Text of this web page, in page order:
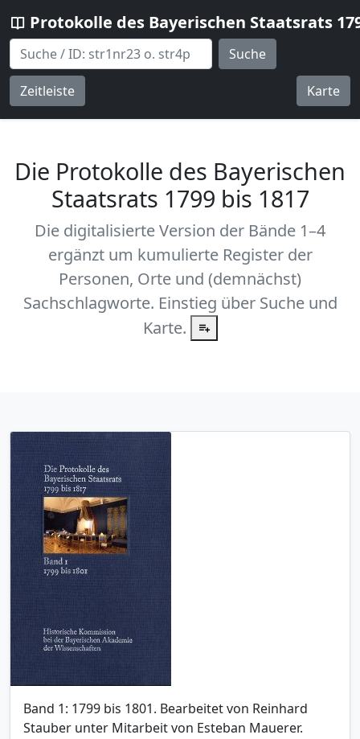
Protokolle des Bayerischen Staatsrats
Suche
Zeitleiste Karte
Die Protokolle des Bayerischen
Staatsrats 1799 bis 1817
Die digitalisierte Version der Bände 1–4
ergänzt um kumulierte Register der
Personen, Orte und (demnächst)
Sachschlagworte. Einstieg über Suche und
Karte.
Band 1: 1799 bis 1801. Bearbeitet von Reinhard
Stauber unter Mitarbeit von Esteban Mauerer.